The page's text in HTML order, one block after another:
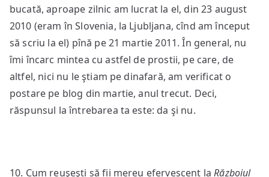
bucată, aproape zilnic am lucrat la el, din 23 august
2010 (eram în Slovenia, la Ljubljana, cînd am început
să scriu la el) pînă pe 21 martie 2011. În general, nu
îmi încarc mintea cu astfel de prostii, pe care, de
altfel, nici nu le ştiam pe dinafară, am verificat o
postare pe blog din martie, anul trecut. Deci,
răspunsul la întrebarea ta este: da şi nu.
10. Cum reuşeşti să fii mereu efervescent laRăzboiul